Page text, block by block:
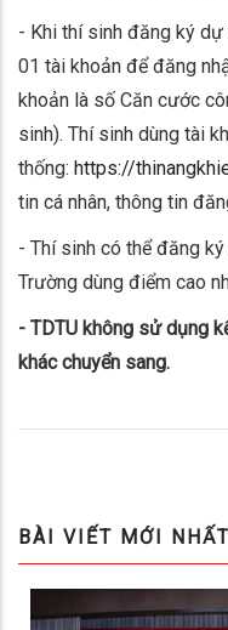
- Khi thí sinh đăng ký
01 tài khoản để đăng
khoản là số Căn cước
sinh). Thí sinh dùng tài
thống: https://
tin cá nhân, thông tin
- Thí sinh có thể đăng
Trường dùng điểm cao
- TDTU không sử dụng
khác chuyển sang.
BÀI VIẾT MỚI NHẤT